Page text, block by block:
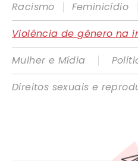
Racismo
| Feminicídio |
Violência de gênero na
Mulher e Mídia
|
Direitos sexuais e